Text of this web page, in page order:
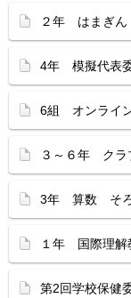
２年 はまぎん
4年 模擬代表
6組 オンライ
３～６年 クラ
3年 算数 そろ
１年 国際理解
第2回学校保健